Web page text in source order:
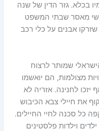
בכלא. גזר הדין של שנה
מאסר שבתי המשפט
אבנים על כלי רכב
שמותר לרצוח
מצולמות, הם יואשמו
לחנינה. אזריה לא
את חיילי צבא הכיבוש
כל סכנה לחיי החיילים.
וילדות פלסטינים